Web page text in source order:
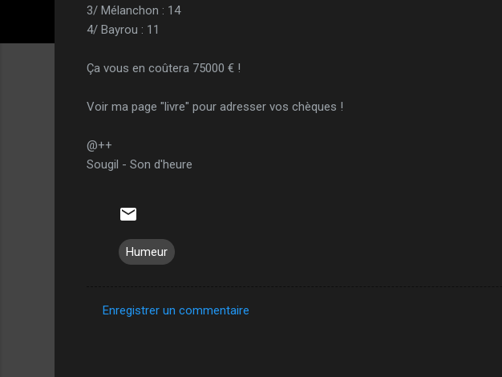
3/ Mélanchon : 14
4/ Bayrou : 11
Ça vous en coûtera 75000 € !
Voir ma page "livre" pour adresser vos chèques !
@++
Sougil - Son d'heure
Humeur
Enregistrer un commentaire